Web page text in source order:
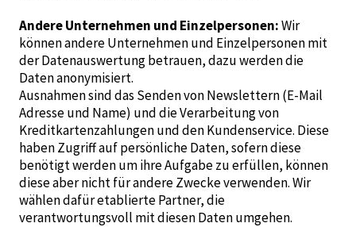
Andere Unternehmen und Einzelpersonen:Wir
können andere Unternehmen und Einzelpersonen mit
der Datenauswertung betrauen, dazu werden die
Daten anonymisiert.
Ausnahmen sind das Senden von Newslettern (E-Mail
Adresse und Name) und die Verarbeitung von
Kreditkartenzahlungen und den Kundenservice. Diese
haben Zugriff auf persönliche Daten, sofern diese
benötigt werden um ihre Aufgabe zu erfüllen, können
diese aber nicht für andere Zwecke verwenden. Wir
wählen dafür etablierte Partner, die
verantwortungsvoll mit diesen Daten umgehen.